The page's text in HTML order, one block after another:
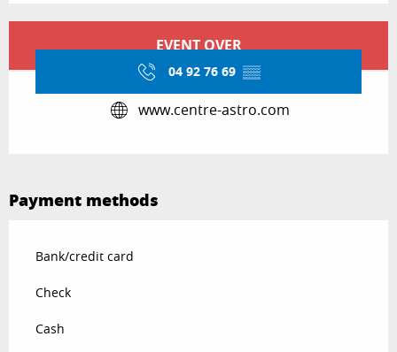
EVENT OVER
04 92 76 69 ▒▒
www.centre-astro.com
Payment methods
Bank/credit card
Check
Cash